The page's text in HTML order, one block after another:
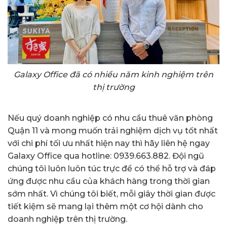
Galaxy Office đã có nhiều năm kinh nghiệm trên
thị trường
Nếu quý doanh nghiệp có nhu cầu thuê văn phòng
Quận 11 và mong muốn trải nghiệm dịch vụ tốt nhất
với chi phí tối ưu nhất hiện nay thì hãy liên hệ ngay
Galaxy Office qua hotline: 0939.663.882. Đội ngũ
chúng tôi luôn luôn túc trực để có thể hỗ trợ và đáp
ứng được nhu cầu của khách hàng trong thời gian
sớm nhất. Vì chúng tôi biết, mỗi giây thời gian được
tiết kiệm sẽ mang lại thêm một cơ hội dành cho
doanh nghiệp trên thị trường.